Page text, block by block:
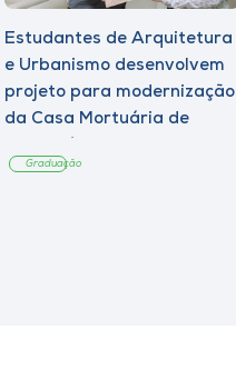
Estudantes de Arquitetura
e Urbanismo desenvolvem
projeto para modernização
da Casa Mortuária de
Graduação